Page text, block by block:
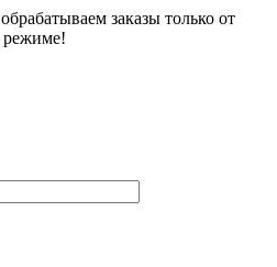
заказы только от
режиме!